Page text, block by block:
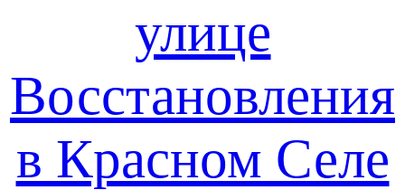
улице
Восстановления
в Красном Селе